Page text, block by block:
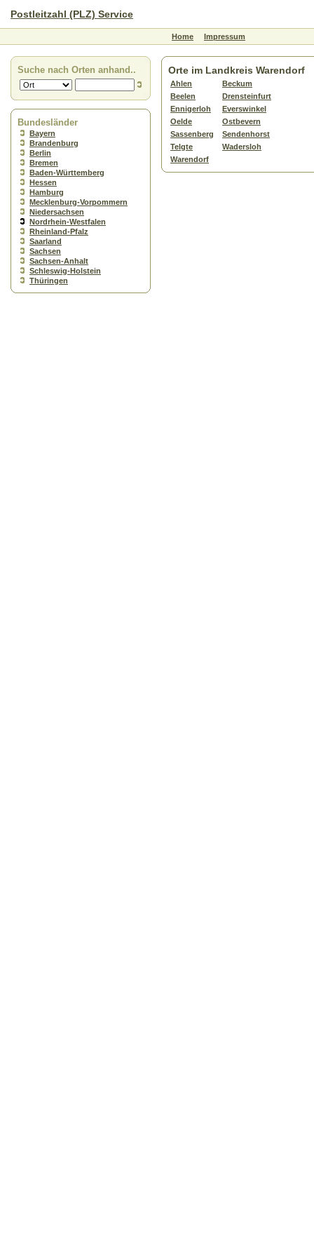
Postleitzahl (PLZ) Service
Home Impressum
Suche nach Orten anhand..
Bundesländer
Bayern
Brandenburg
Berlin
Bremen
Baden-Württemberg
Hessen
Hamburg
Mecklenburg-Vorpommern
Niedersachsen
Nordrhein-Westfalen
Rheinland-Pfalz
Saarland
Sachsen
Sachsen-Anhalt
Schleswig-Holstein
Thüringen
Orte im Landkreis Warendorf
Ahlen
Beckum
Beelen
Drensteinfurt
Ennigerloh
Everswinkel
Oelde
Ostbevern
Sassenberg
Sendenhorst
Telgte
Wadersloh
Warendorf